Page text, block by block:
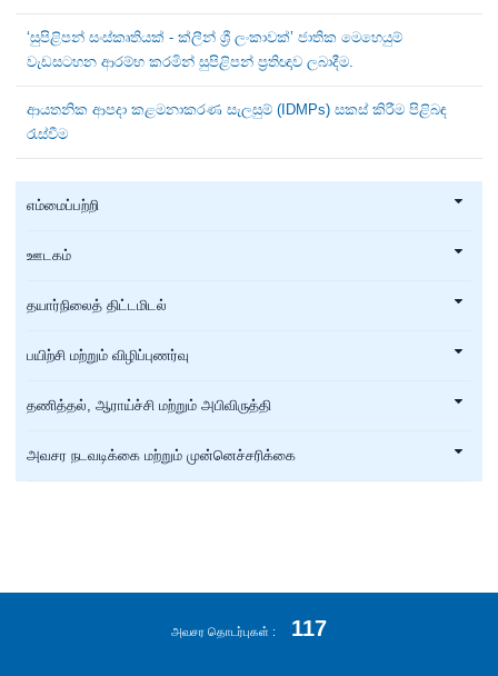
‘සුපිළිපන් සංස්කෘතියක් - ක්ලීන් ශ්‍රී ලංකාවක්’ ජාතික මෙහෙයුම්
වැඩසටහන ආරම්භ කරමින් සුපිළිපන් ප්‍රතිඥාව ලබාදීම.
ආයතනික ආපදා කළමනාකරණ සැලසුම් (IDMPs) සකස් කිරීම පිළිබඳ
රැස්වීම
எம்மைப்பற்றி
ஊடகம்
தயார்நிலைத் திட்டமிடல்
பயிற்சி மற்றும் விழிப்புணர்வு
தணித்தல், ஆராய்ச்சி மற்றும் அபிவிருத்தி
அவசர நடவடிக்கை மற்றும் முன்னெச்சரிக்கை
அவசர தொடர்புகள் 117